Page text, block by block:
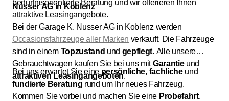
bedürfnisorientierte Beratung und wir offerieren Ihnen
attraktive Leasingangebote.
Nusser AG in Koblenz
Bei der Garage K. Nusser AG in Koblenz werden
Occasionsfahrzeuge aller Marken verkauft. Die Fahrzeuge
sind in einem Topzustand und gepflegt. Alle unsere
Gebrauchtwagen kaufen Sie bei uns mitGarantieund
attraktiven Leasingangeboten.
Bei uns erwartet Sie eine persönliche, fachlicheund
fundierte Beratung rund um Ihr neues Fahrzeug.
Kommen Sie vorbei und machen Sie eine Probefahrt.